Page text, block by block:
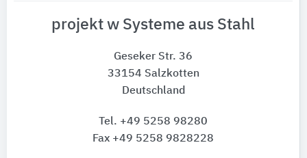
projekt w Systeme aus Stahl
Geseker Str. 36
33154 Salzkotten
Deutschland
Tel. +49 5258 98280
Fax +49 5258 9828228